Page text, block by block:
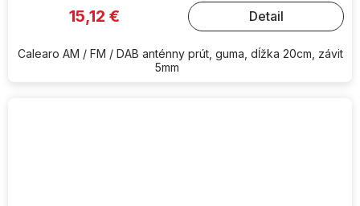
15,12 € Detail
Calearo AM / FM / DAB anténny prút, guma, dĺžka 20cm, závit
5mm